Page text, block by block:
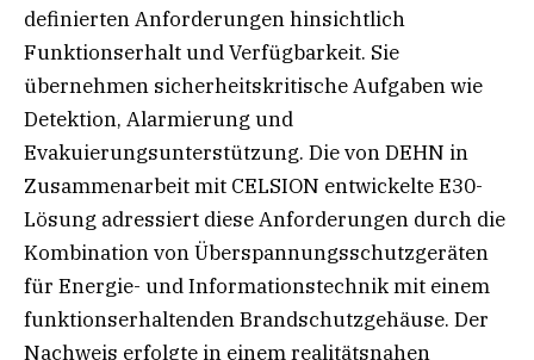
definierten Anforderungen hinsichtlich
Funktionserhalt und Verfügbarkeit. Sie
übernehmen sicherheitskritische Aufgaben wie
Detektion, Alarmierung und
Evakuierungsunterstützung. Die von DEHN in
Zusammenarbeit mit CELSION entwickelte E30-
Lösung adressiert diese Anforderungen durch die
Kombination von Überspannungsschutzgeräten
für Energie- und Informationstechnik mit einem
funktionserhaltenden Brandschutzgehäuse. Der
Nachweis erfolgte in einem realitätsnahen